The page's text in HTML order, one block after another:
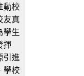
動校
友真
學生
揮
引進
學校